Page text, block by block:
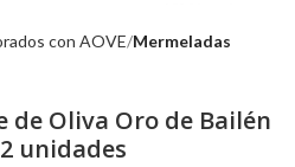
con AOVE Mermeladas
de Oliva Oro de Bailén
unidades